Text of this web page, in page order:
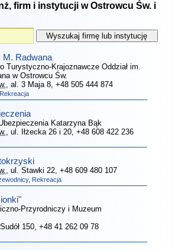
firm i instytucji w Ostrowcu Św. i
M. Radwana
Turystyczno-Krajoznawcze Oddział im.
w Ostrowcu Św.
, al. 3 Maja 8, +48 505 444 874
Rekreacja
Katarzyna Bąk
, ul. Iłżecka 26 i 20, +48 608 422 236
, ul. Stawki 22, +48 609 480 107
, Rekreacja
Przyrodniczy i Muzeum
150, +48 41 262 09 78